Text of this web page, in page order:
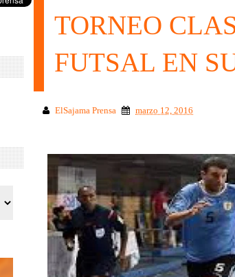
TORNEO
FUTSAL EN
ElSajama Prensa marzo 12, 2016